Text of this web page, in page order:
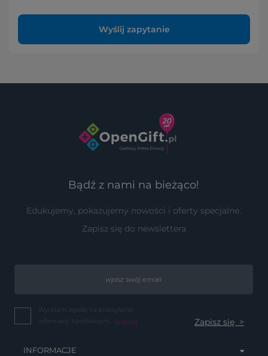
Wyślij zapytanie
Bądź z nami na bieżąco!
Edukujemy, pokazujemy nowości i oferty specjalne.
Zapisz się do newslettera
Wyrażam zgodę na przesyłanie
informacji handlowych... (więcej)
INFORMACJE